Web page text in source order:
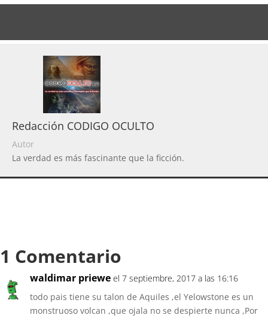
Redacción CODIGO OCULTO
Autor
La verdad es más fascinante que la ficción.
1 Comentario
waldimar priewe el 7 septiembre, 2017 a las 16:16
todo pais tiene su talon de Aquiles ,el Yelowstone es un
monstruoso volcan ,que ojala no se despierte nunca ,Por